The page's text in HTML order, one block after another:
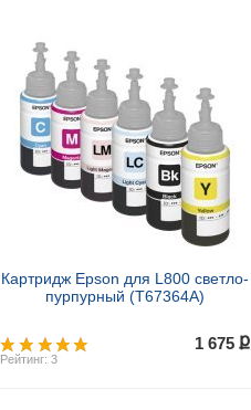
Купить
Картридж Epson для L800 светло-
пурпурный (T67364A)
Рейтинг: 3
1 675 ք